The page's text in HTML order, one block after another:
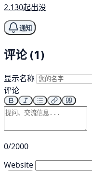
2,130起出没
通知
评论 (1)
显示名称
评论
0/2000
Website